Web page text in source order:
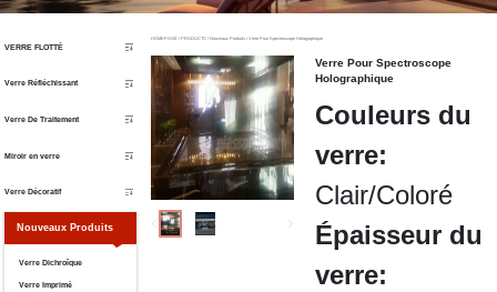
VERRE FLOTTÉ
Verre Réfléchissant
Verre De Traitement
Miroir en verre
Verre Décoratif
Nouveaux Produits
Verre Dichroïque
Verre Imprimé
HOMEPAGE / PRODUCTS/ Nouveaux Produits/ Verre Pour Spectroscope Holographique
Verre Pour Spectroscope
Holographique
Couleurs du
verre:
Clair/Coloré
Épaisseur du
verre: